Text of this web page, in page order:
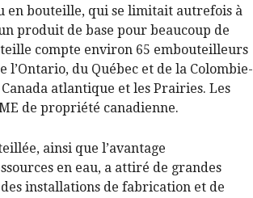
en bouteille, qui se limitait autrefois à
produit de base pour beaucoup de
compte environ 65 embouteilleurs
du Québec et de la Colombie-
atlantique et les Prairies. Les
de propriété canadienne.
ainsi que l’avantage
en eau, a attiré de grandes
installations de fabrication et de